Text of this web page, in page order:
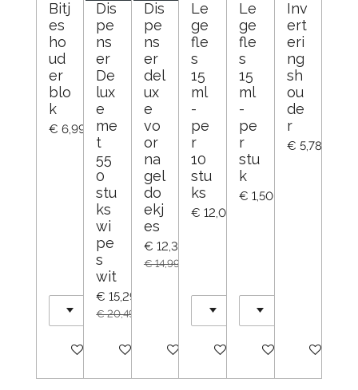
Bitj
es
ho
ud
er
blo
k
€ 6,99
In winkelwagen
Dis
pe
ns
er
De
lux
e
me
t
55
0
stu
ks
wi
pe
s
wit
€ 15,29
€ 20,49
In winkelwagen
Dis
pe
ns
er
del
ux
e
vo
or
na
gel
do
ekj
es
€ 12,39
€ 14,99
In winkelwagen
Le
ge
fle
s
15
ml
-
pe
r
10
stu
ks
€ 12,00
In winkelwagen
Le
ge
fle
s
15
ml
-
pe
r
stu
k
€ 1,50
In winkelwagen
Inv
ert
eri
ng
sh
ou
de
r
€ 5,78
In